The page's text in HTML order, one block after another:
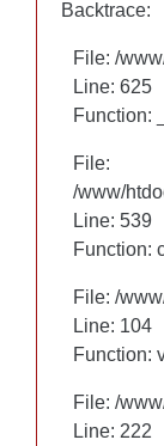
Backtrace:
File: /
Line: 625
Function:
File:
/www/
Line: 460
Function:
File: /
Line: 104
Function:
File: /
Line: 222
Backtrace:
File: /
Line: 625
Function:
File:
/www/
Line: 539
Function:
File: /
Line: 104
Function:
File: /
Line: 222